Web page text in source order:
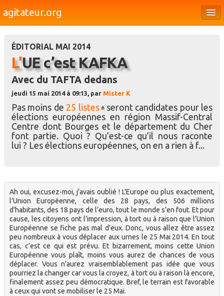
agitateur.org
Bourges & le Cher
Société
Médias
Dossiers
Brèves
ÉDITORIAL MAI 2014
L’UE c’est KAFKA
Avec du TAFTA dedans
jeudi 15 mai 2014 à 09:13, par Mister K
Pas moins de 25 listes seront candidates pour les
élections européennes en région Massif-Central
Centre dont Bourges et le département du Cher
font partie. Quoi ? Qu’est-ce qu’il nous raconte
lui ? Les élections européennes, on en a rien à f...
Ah oui, excusez-moi, j’avais oublié ! L’Europe ou plus exactement,
l’Union Européenne, celle des 28 pays, des 506 millions
d’habitants, des 18 pays de l’euro, tout le monde s’en fout. Et pour
cause, les citoyens ont l’impression, à tort ou à raison que l’Union
Européenne se fiche pas mal d’eux. Donc, vous allez être assez
peu nombreux à vous déplacer aux urnes le 25 Mai 2014. En tout
cas, c’est ce qui est prévu. Et bizarrement, moins cette Union
Européenne vous plaît, moins vous aurez de chances de vous
déplacer. Vous n’aurez vraisemblablement pas idée que vous
pourriez la changer car vous la croyez, à tort ou à raison là encore,
finalement assez peu démocratique. Bref, le terrain est favorable
à ceux qui vont se mobiliser le 25 Mai.